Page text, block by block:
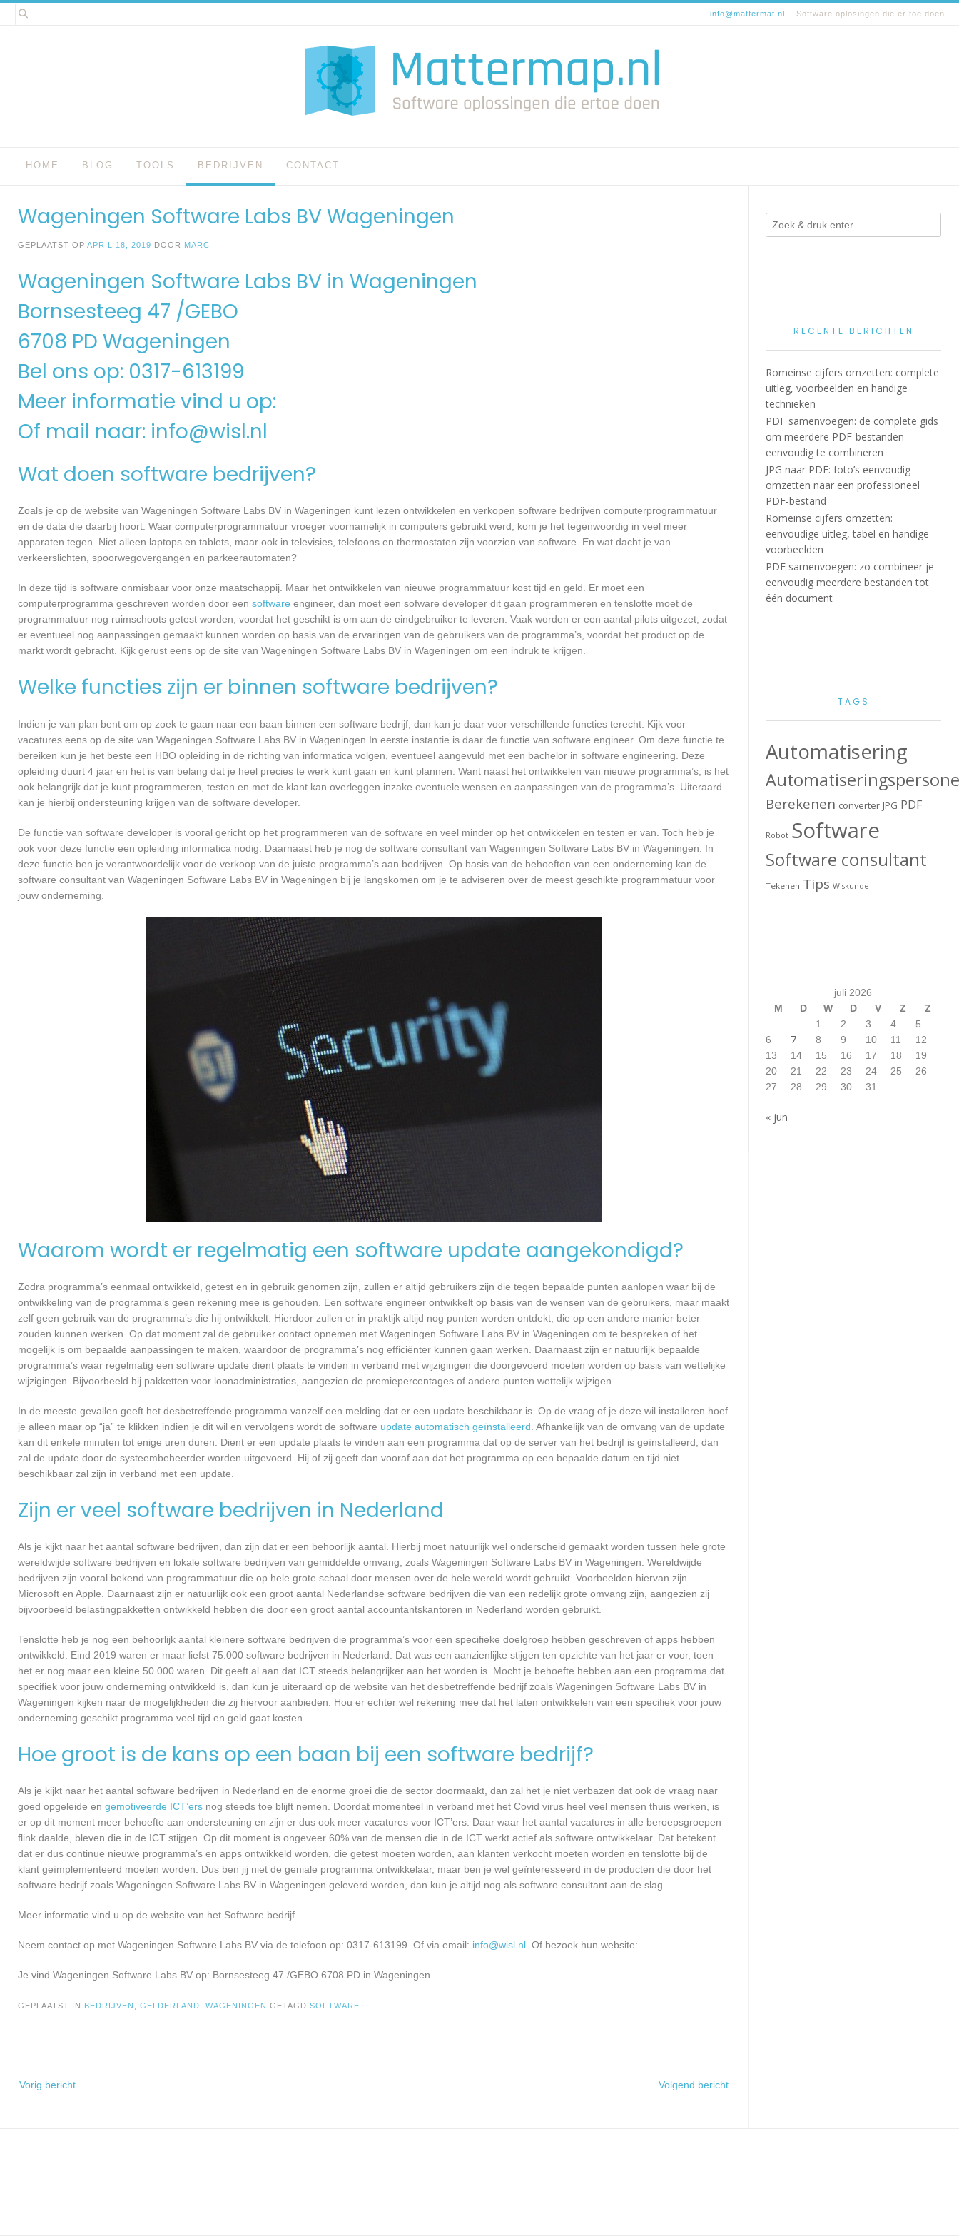
Spring
naar
info@mattermat.nl Software oplosingen die er toe doen
HOME BLOG TOOLS BEDRIJVEN CONTACT
Wageningen Software Labs BV Wageningen
GEPLAATST OP APRIL 18, 2019 DOOR MARC
Wageningen Software Labs BV in Wageningen
Bornsesteeg 47 /GEBO
6708 PD Wageningen
Bel ons op: 0317-613199
Meer informatie vind u op:
Of mail naar: info@wisl.nl
Wat doen software bedrijven?
Zoals je op de website van Wageningen Software Labs BV in Wageningen kunt lezen ontwikkelen en verkopen software bedrijven computerprogrammatuur
en de data die daarbij hoort. Waar computerprogrammatuur vroeger voornamelijk in computers gebruikt werd, kom je het tegenwoordig in veel meer
apparaten tegen. Niet alleen laptops en tablets, maar ook in televisies, telefoons en thermostaten zijn voorzien van software. En wat dacht je van
verkeerslichten, spoorwegovergangen en parkeerautomaten?
In deze tijd is software onmisbaar voor onze maatschappij. Maar het ontwikkelen van nieuwe programmatuur kost tijd en geld. Er moet een
computerprogramma geschreven worden door een software engineer, dan moet een sofware developer dit gaan programmeren en tenslotte moet de
programmatuur nog ruimschoots getest worden, voordat het geschikt is om aan de eindgebruiker te leveren. Vaak worden er een aantal pilots uitgezet, zodat
er eventueel nog aanpassingen gemaakt kunnen worden op basis van de ervaringen van de gebruikers van de programma’s, voordat het product op de
markt wordt gebracht. Kijk gerust eens op de site van Wageningen Software Labs BV in Wageningen om een indruk te krijgen.
Welke functies zijn er binnen software bedrijven?
Indien je van plan bent om op zoek te gaan naar een baan binnen een software bedrijf, dan kan je daar voor verschillende functies terecht. Kijk voor
vacatures eens op de site van Wageningen Software Labs BV in Wageningen In eerste instantie is daar de functie van software engineer. Om deze functie te
bereiken kun je het beste een HBO opleiding in de richting van informatica volgen, eventueel aangevuld met een bachelor in software engineering. Deze
opleiding duurt 4 jaar en het is van belang dat je heel precies te werk kunt gaan en kunt plannen. Want naast het ontwikkelen van nieuwe programma’s, is het
ook belangrijk dat je kunt programmeren, testen en met de klant kan overleggen inzake eventuele wensen en aanpassingen van de programma’s. Uiteraard
kan je hierbij ondersteuning krijgen van de software developer.
De functie van software developer is vooral gericht op het programmeren van de software en veel minder op het ontwikkelen en testen er van. Toch heb je
ook voor deze functie een opleiding informatica nodig. Daarnaast heb je nog de software consultant van Wageningen Software Labs BV in Wageningen. In
deze functie ben je verantwoordelijk voor de verkoop van de juiste programma’s aan bedrijven. Op basis van de behoeften van een onderneming kan de
software consultant van Wageningen Software Labs BV in Wageningen bij je langskomen om je te adviseren over de meest geschikte programmatuur voor
jouw onderneming.
Waarom wordt er regelmatig een software update aangekondigd?
Zodra programma’s eenmaal ontwikkeld, getest en in gebruik genomen zijn, zullen er altijd gebruikers zijn die tegen bepaalde punten aanlopen waar bij de
ontwikkeling van de programma’s geen rekening mee is gehouden. Een software engineer ontwikkelt op basis van de wensen van de gebruikers, maar maakt
zelf geen gebruik van de programma’s die hij ontwikkelt. Hierdoor zullen er in praktijk altijd nog punten worden ontdekt, die op een andere manier beter
zouden kunnen werken. Op dat moment zal de gebruiker contact opnemen met Wageningen Software Labs BV in Wageningen om te bespreken of het
mogelijk is om bepaalde aanpassingen te maken, waardoor de programma’s nog efficiënter kunnen gaan werken. Daarnaast zijn er natuurlijk bepaalde
programma’s waar regelmatig een software update dient plaats te vinden in verband met wijzigingen die doorgevoerd moeten worden op basis van wettelijke
wijzigingen. Bijvoorbeeld bij pakketten voor loonadministraties, aangezien de premiepercentages of andere punten wettelijk wijzigen.
In de meeste gevallen geeft het desbetreffende programma vanzelf een melding dat er een update beschikbaar is. Op de vraag of je deze wil installeren hoef
je alleen maar op “ja” te klikken indien je dit wil en vervolgens wordt de software update automatisch geïnstalleerd . Afhankelijk van de omvang van de update
kan dit enkele minuten tot enige uren duren. Dient er een update plaats te vinden aan een programma dat op de server van het bedrijf is geïnstalleerd, dan
zal de update door de systeembeheerder worden uitgevoerd. Hij of zij geeft dan vooraf aan dat het programma op een bepaalde datum en tijd niet
beschikbaar zal zijn in verband met een update.
Zijn er veel software bedrijven in Nederland
Als je kijkt naar het aantal software bedrijven, dan zijn dat er een behoorlijk aantal. Hierbij moet natuurlijk wel onderscheid gemaakt worden tussen hele grote
wereldwijde software bedrijven en lokale software bedrijven van gemiddelde omvang, zoals Wageningen Software Labs BV in Wageningen. Wereldwijde
bedrijven zijn vooral bekend van programmatuur die op hele grote schaal door mensen over de hele wereld wordt gebruikt. Voorbeelden hiervan zijn
Microsoft en Apple. Daarnaast zijn er natuurlijk ook een groot aantal Nederlandse software bedrijven die van een redelijk grote omvang zijn, aangezien zij
bijvoorbeeld belastingpakketten ontwikkeld hebben die door een groot aantal accountantskantoren in Nederland worden gebruikt.
Tenslotte heb je nog een behoorlijk aantal kleinere software bedrijven die programma’s voor een specifieke doelgroep hebben geschreven of apps hebben
ontwikkeld. Eind 2019 waren er maar liefst 75.000 software bedrijven in Nederland. Dat was een aanzienlijke stijgen ten opzichte van het jaar er voor, toen
het er nog maar een kleine 50.000 waren. Dit geeft al aan dat ICT steeds belangrijker aan het worden is. Mocht je behoefte hebben aan een programma dat
specifiek voor jouw onderneming ontwikkeld is, dan kun je uiteraard op de website van het desbetreffende bedrijf zoals Wageningen Software Labs BV in
Wageningen kijken naar de mogelijkheden die zij hiervoor aanbieden. Hou er echter wel rekening mee dat het laten ontwikkelen van een specifiek voor jouw
onderneming geschikt programma veel tijd en geld gaat kosten.
Hoe groot is de kans op een baan bij een software bedrijf?
Als je kijkt naar het aantal software bedrijven in Nederland en de enorme groei die de sector doormaakt, dan zal het je niet verbazen dat ook de vraag naar
goed opgeleide en gemotiveerde ICT’ers nog steeds toe blijft nemen. Doordat momenteel in verband met het Covid virus heel veel mensen thuis werken, is
er op dit moment meer behoefte aan ondersteuning en zijn er dus ook meer vacatures voor ICT’ers. Daar waar het aantal vacatures in alle beroepsgroepen
flink daalde, bleven die in de ICT stijgen. Op dit moment is ongeveer 60% van de mensen die in de ICT werkt actief als software ontwikkelaar. Dat betekent
dat er dus continue nieuwe programma’s en apps ontwikkeld worden, die getest moeten worden, aan klanten verkocht moeten worden en tenslotte bij de
klant geïmplementeerd moeten worden. Dus ben jij niet de geniale programma ontwikkelaar, maar ben je wel geïnteresseerd in de producten die door het
software bedrijf zoals Wageningen Software Labs BV in Wageningen geleverd worden, dan kun je altijd nog als software consultant aan de slag.
Meer informatie vind u op de website van het Software bedrijf.
Neem contact op met Wageningen Software Labs BV via de telefoon op: 0317-613199. Of via email: info@wisl.nl . Of bezoek hun website:
Je vind Wageningen Software Labs BV op: Bornsesteeg 47 /GEBO 6708 PD in Wageningen.
GEPLAATST IN BEDRIJVEN GELDERLAND WAGENINGEN GETAGD SOFTWARE
navigatie
Vorig bericht Volgend bericht
RECENTE BERICHTEN
Romeinse cijfers omzetten: complete
uitleg, voorbeelden en handige
technieken
PDF samenvoegen: de complete gids
om meerdere PDF-bestanden
eenvoudig te combineren
JPG naar PDF: foto’s eenvoudig
omzetten naar een professioneel
PDF-bestand
Romeinse cijfers omzetten:
eenvoudige uitleg, tabel en handige
voorbeelden
PDF samenvoegen: zo combineer je
eenvoudig meerdere bestanden tot
één document
TAGS
Automatisering
Berekenen converter JPG PDF
Robot Software
Software consultant
Tekenen Tips Wiskunde
juli 2026
M
D W D V Z
Z
1
2 3 4
5
6
7 8 9 10 11
12
13
14 15 16 17 18
19
20
21 22 23 24 25
26
27
28 29 30 31
« jun